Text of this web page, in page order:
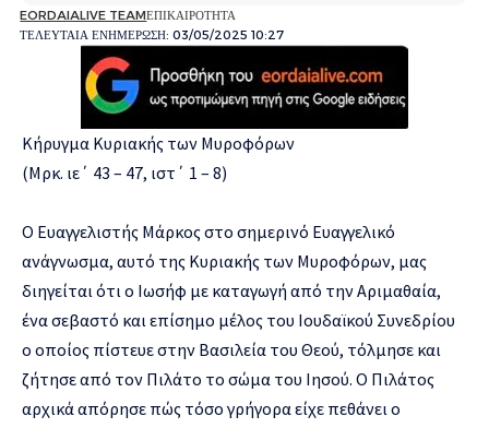
ΤΕΛΕΥΤΑΙΑ ΕΝΗΜΕΡΩΣΗ: 03/05/2025 10:27
EORDAIALIVE TEAMΕΠΙΚΑΙΡΟΤΗΤΑ
Κήρυγμα Κυριακής των Μυροφόρων
(Μρκ. ιε΄ 43 – 47, ιστ΄ 1 – 8)
Ο Ευαγγελιστής Μάρκος στο σημερινό Ευαγγελικό
ανάγνωσμα, αυτό της Κυριακής των Μυροφόρων, μας
διηγείται ότι ο Ιωσήφ με καταγωγή από την Αριμαθαία,
ένα σεβαστό και επίσημο μέλος του Ιουδαϊκού Συνεδρίου
ο οποίος πίστευε στην Βασιλεία του Θεού, τόλμησε και
ζήτησε από τον Πιλάτο το σώμα του Ιησού. Ο Πιλάτος
αρχικά απόρησε πώς τόσο γρήγορα είχε πεθάνει ο